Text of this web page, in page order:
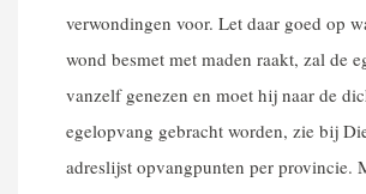
verwondingen voor. Let daar goed op
wond besmet met maden raakt, zal de
vanzelf genezen en moet hij naar de
egelopvang gebracht worden, zie bij
adreslijst opvangpunten per provincie.